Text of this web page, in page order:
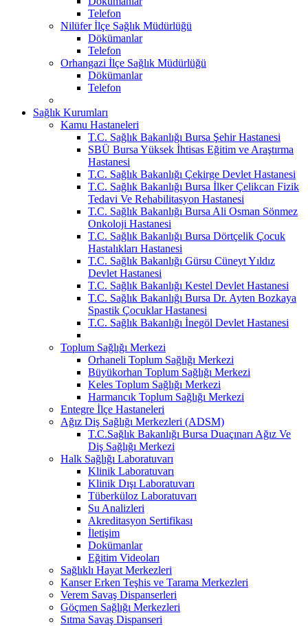
Telefon
Nilüfer İlçe Sağlık Müdürlüğü
Dökümanlar
Telefon
Orhangazi İlçe Sağlık Müdürlüğü
Dökümanlar
Telefon
Sağlık Kurumları
Kamu Hastaneleri
T.C. Sağlık Bakanlığı Bursa Şehir Hastanesi
SBÜ Bursa Yüksek İhtisas Eğitim ve Araştırma
Hastanesi
T.C. Sağlık Bakanlığı Çekirge Devlet Hastanesi
T.C. Sağlık Bakanlığı Bursa İlker Çelikcan Fizik
Tedavi Ve Rehabilitasyon Hastanesi
T.C. Sağlık Bakanlığı Bursa Ali Osman Sönmez
Onkoloji Hastanesi
T.C. Sağlık Bakanlığı Bursa Dörtçelik Çocuk
Hastalıkları Hastanesi
T.C. Sağlık Bakanlığı Gürsu Cüneyt Yıldız
Devlet Hastanesi
T.C. Sağlık Bakanlığı Kestel Devlet Hastanesi
T.C. Sağlık Bakanlığı Bursa Dr. Ayten Bozkaya
Spastik Çocuklar Hastanesi
T.C. Sağlık Bakanlığı İnegöl Devlet Hastanesi
Toplum Sağlığı Merkezi
Orhaneli Toplum Sağlığı Merkezi
Büyükorhan Toplum Sağlığı Merkezi
Keles Toplum Sağlığı Merkezi
Harmancık Toplum Sağlığı Merkezi
Entegre İlçe Hastaneleri
Ağız Diş Sağlığı Merkezleri (ADSM)
T.C.Sağlık Bakanlığı Bursa Duaçınarı Ağız Ve
Diş Sağlığı Merkezi
Halk Sağlığı Laboratuvarı
Klinik Laboratuvarı
Klinik Dışı Laboratuvarı
Tüberküloz Laboratuvarı
Su Analizleri
Akreditasyon Sertifikası
İletişim
Dokümanlar
Eğitim Videoları
Sağlıklı Hayat Merkezleri
Kanser Erken Teşhis ve Tarama Merkezleri
Verem Savaş Dispanserleri
Göçmen Sağlığı Merkezleri
Sıtma Savaş Dispanseri